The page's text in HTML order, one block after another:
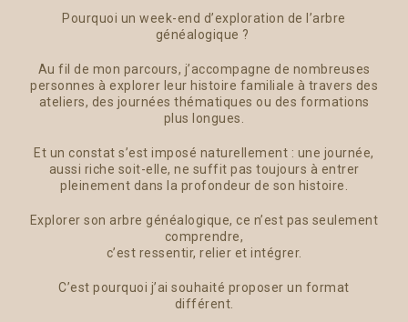
Pourquoi un week-end d’exploration de l’arbre
généalogique ?
Au fil de mon parcours, j’accompagne de nombreuses
personnes à explorer leur histoire familiale à travers des
ateliers, des journées thématiques ou des formations
plus longues.
Et un constat s’est imposé naturellement : une journée,
aussi riche soit-elle, ne suffit pas toujours à entrer
pleinement dans la profondeur de son histoire.
Explorer son arbre généalogique, ce n’est pas seulement
comprendre,
c’est ressentir, relier et intégrer.
C’est pourquoi j’ai souhaité proposer un format
différent.